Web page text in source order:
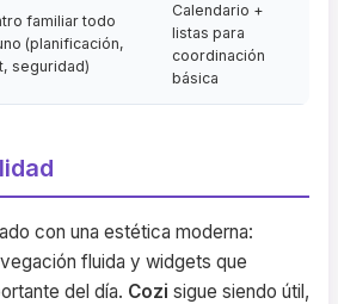
familiar todo
(planificación,
seguridad)
Calendario +
listas para
coordinación
básica
con una estética moderna:
fluida y widgets que
del día. Cozi sigue siendo útil,